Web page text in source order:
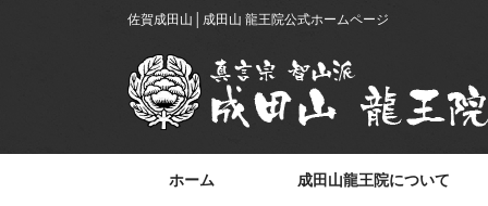
佐賀成田山│成田山 龍王院公式ホームページ
ホーム 成田山龍王院について